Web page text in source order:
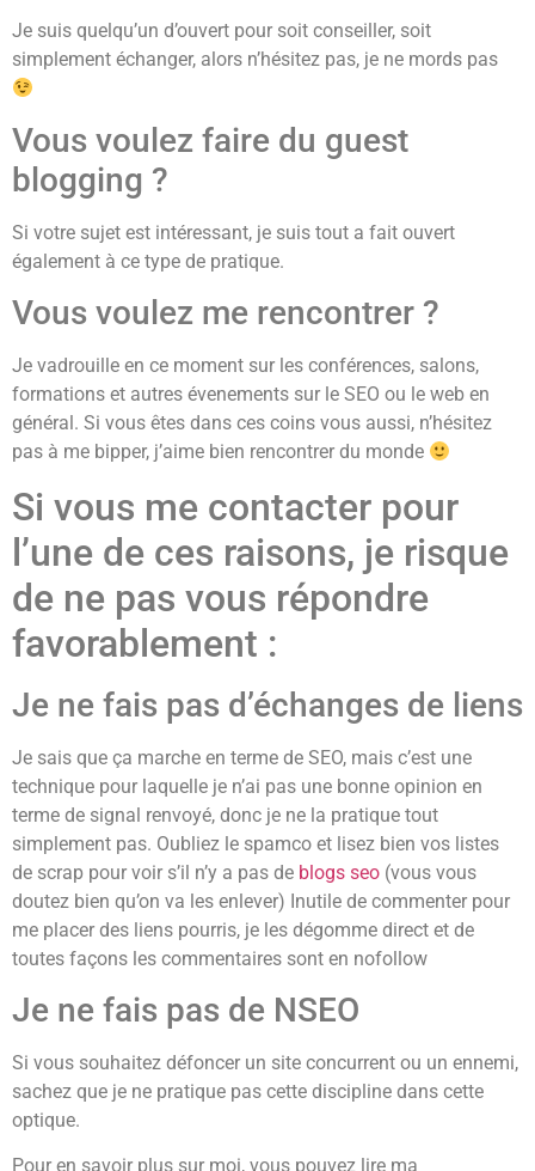
Je suis quelqu’un d’ouvert pour soit conseiller, soit
simplement échanger, alors n’hésitez pas, je ne mords pas
Vous voulez faire du guest
blogging ?
Si votre sujet est intéressant, je suis tout a fait ouvert
également à ce type de pratique.
Vous voulez me rencontrer ?
Je vadrouille en ce moment sur les conférences, salons,
formations et autres évenements sur le SEO ou le web en
général. Si vous êtes dans ces coins vous aussi, n’hésitez
pas à me bipper, j’aime bien rencontrer du monde
Si vous me contacter pour
l’une de ces raisons, je risque
de ne pas vous répondre
favorablement :
Je ne fais pas d’échanges de liens
Je sais que ça marche en terme de SEO, mais c’est une
technique pour laquelle je n’ai pas une bonne opinion en
terme de signal renvoyé, donc je ne la pratique tout
simplement pas. Oubliez le spamco et lisez bien vos listes
de scrap pour voir s’il n’y a pas de blogs seo (vous vous
doutez bien qu’on va les enlever) Inutile de commenter pour
me placer des liens pourris, je les dégomme direct et de
toutes façons les commentaires sont en nofollow
Je ne fais pas de NSEO
Si vous souhaitez défoncer un site concurrent ou un ennemi,
sachez que je ne pratique pas cette discipline dans cette
optique.
Pour en savoir plus sur moi, vous pouvez lire ma